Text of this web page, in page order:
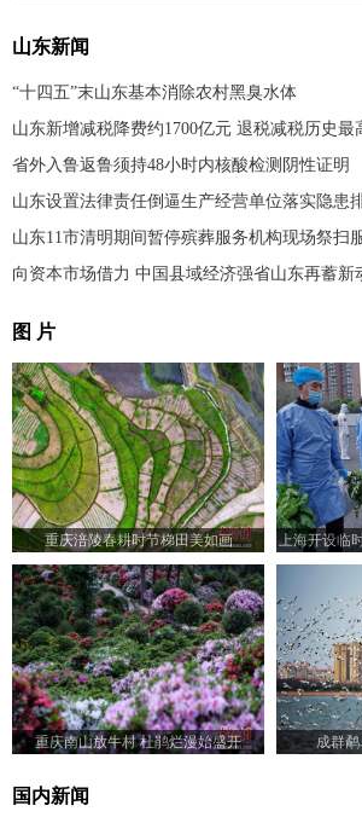
山东新闻
“十四五”末山东基本消除农村黑臭水体
山东新增减税降费约1700亿元 退税减税历史最
省外入鲁返鲁须持48小时内核酸检测阴性证明
山东设置法律责任倒逼生产经营单位落实隐患
山东11市清明期间暂停殡葬服务机构现场祭扫
向资本市场借力 中国县域经济强省山东再蓄新
图 片
重庆涪陵春耕时节梯田美如画
上海开设临
重庆南山放牛村 杜鹃烂漫始盛开 成群
国内新闻